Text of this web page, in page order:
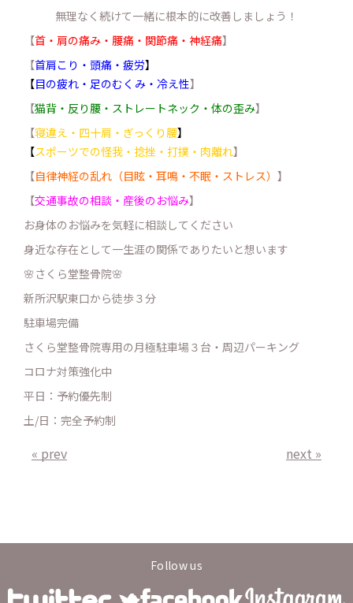
無理なく続けて一緒に根本的に改善しましょう！
【首・肩の痛み・腰痛・関節痛・神経痛】
【首肩こり・頭痛・疲労】
【目の疲れ・足のむくみ・冷え性】
【猫背・反り腰・ストレートネック・体の歪み】
【寝違え・四十肩・ぎっくり腰】
【スポーツでの怪我・捻挫・打撲・肉離れ】
【自律神経の乱れ（目眩・耳鳴・不眠・ストレス） 】
【交通事故の相談・産後のお悩み】
お身体のお悩みを気軽に相談してください
身近な存在として一生涯の関係でありたいと想います
🌸さくら堂整骨院🌸
新所沢駅東口から徒歩３分
駐車場完備
さくら堂整骨院専用の月極駐車場３台・周辺パーキング
コロナ対策強化中
平日：予約優先制
土/日：完全予約制
« prev next »
Follow us